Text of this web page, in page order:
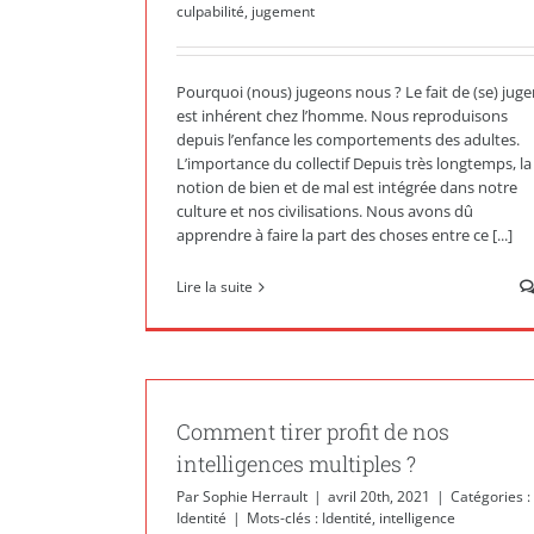
culpabilité, jugement
Pourquoi (nous) jugeons nous ? Le fait de (se)
est inhérent chez l’homme. Nous reproduisons
depuis l’enfance les comportements des adultes.
L’importance du collectif Depuis très longtemps, la
notion de bien et de mal est intégrée dans notre
culture et nos civilisations. Nous avons dû
apprendre à faire la part des choses entre ce [...]
Lire la suite
Comment tirer profit de nos
intelligences multiples ?
ParSophie Herrault | avril 20th, 2021 | Catégories :
Identité | Mots-clés : Identité, intelligence